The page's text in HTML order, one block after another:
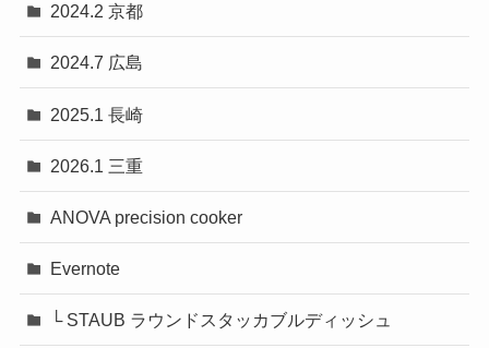
2024.2 京都
2024.7 広島
2025.1 長崎
2026.1 三重
ANOVA precision cooker
Evernote
└ STAUB ラウンドスタッカブルディッシュ